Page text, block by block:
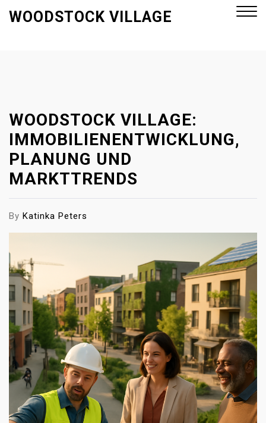
WOODSTOCK VILLAGE
WOODSTOCK VILLAGE:
IMMOBILIENENTWICKLUNG,
PLANUNG UND
MARKTTRENDS
By Katinka Peters